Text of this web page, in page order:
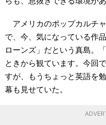
アメリカのポップカルチ
で、今、気になっている作
ローンズ」だという真島。
ときから観ています。今回
すが、もうちょっと英語を
幕も見せていた。